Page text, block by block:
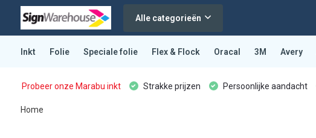
Alle categorieën
Inkt Folie Speciale folie Flex & Flock Oracal 3M Avery
Probeer onze Marabu inkt Strakke prijzen Persoonlijke aandacht
Home